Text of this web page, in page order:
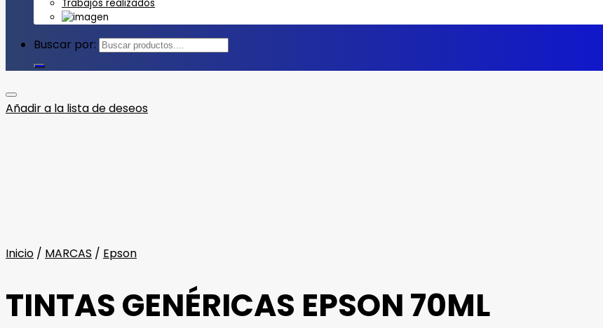
Trabajos realizados
Buscar por:
Añadir a la lista de deseos
Inicio / MARCAS / Epson
TINTAS GENÉRICAS EPSON 70ML